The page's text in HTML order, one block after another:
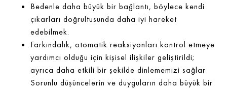
Bedenle daha büyük bir bağlantı, böylece kendi
çıkarları doğrultusunda daha iyi hareket
edebilmek.
Farkındalık, otomatik reaksiyonları kontrol etmeye
yardımcı olduğu için kişisel ilişkiler geliştirildi;
ayrıca daha etkili bir şekilde dinlememizi sağlar
Sorunlu düşüncelerin ve duyguların daha büyük bir